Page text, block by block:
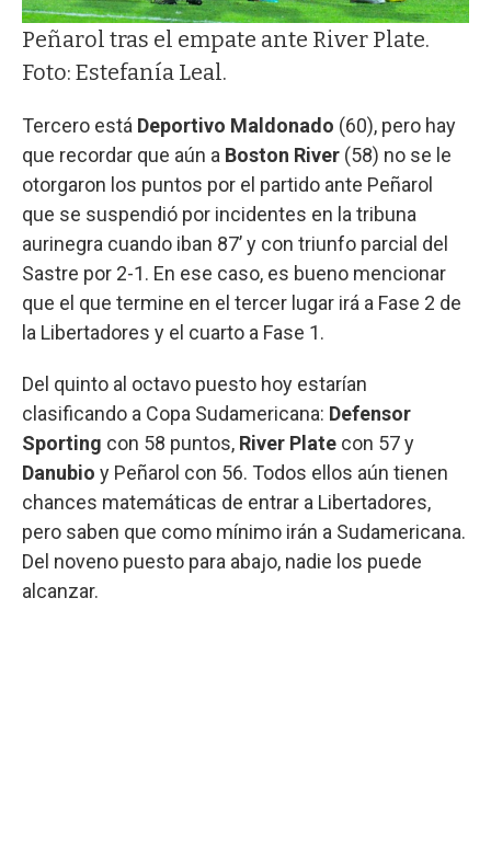
Peñarol tras el empate ante River Plate.
Foto: Estefanía Leal.
Tercero está Deportivo Maldonado (60), pero hay
que recordar que aún a Boston River (58) no se le
otorgaron los puntos por el partido ante Peñarol
que se suspendió por incidentes en la tribuna
aurinegra cuando iban 87’ y con triunfo parcial del
Sastre por 2-1. En ese caso, es bueno mencionar
que el que termine en el tercer lugar irá a Fase 2 de
la Libertadores y el cuarto a Fase 1.
Del quinto al octavo puesto hoy estarían
clasificando a Copa Sudamericana: Defensor
Sporting con 58 puntos, River Plate con 57 y
Danubio y Peñarol con 56. Todos ellos aún tienen
chances matemáticas de entrar a Libertadores,
pero saben que como mínimo irán a Sudamericana.
Del noveno puesto para abajo, nadie los puede
alcanzar.